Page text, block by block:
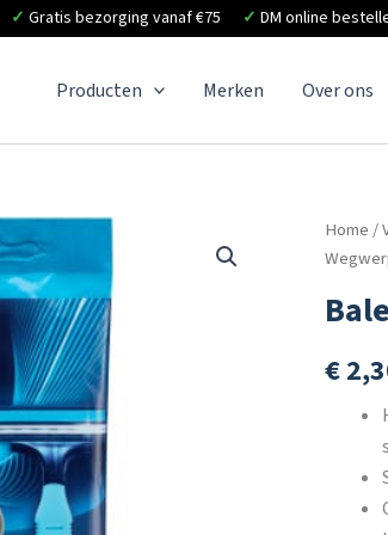
✓ Gratis bezorging vanaf €75 ✓ DM online
Producten Merken Over ons
Home/
€